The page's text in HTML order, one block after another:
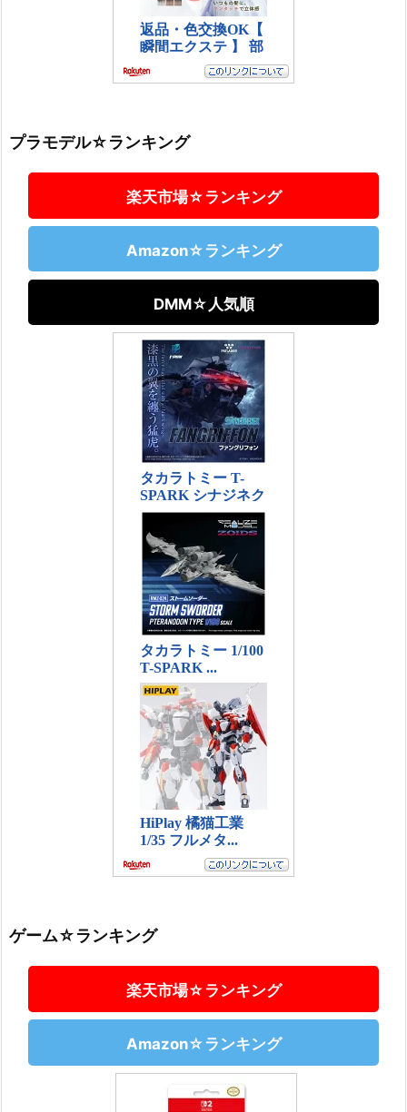
プラモデル☆ランキング
楽天市場☆ランキング
Amazon☆ランキング
DMM☆人気順
ゲーム☆ランキング
楽天市場☆ランキング
Amazon☆ランキング